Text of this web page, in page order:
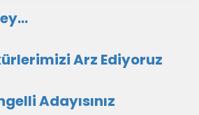
Arz Ediyoruz
Adayısınız